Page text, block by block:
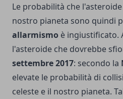
Le probabilità che l'asteroide
nostro pianeta sono quindi
allarmismo è ingiustificato.
l'asteroide che dovrebbe
settembre 2017: secondo la
elevate le probabilità di
celeste e il nostro pianeta.